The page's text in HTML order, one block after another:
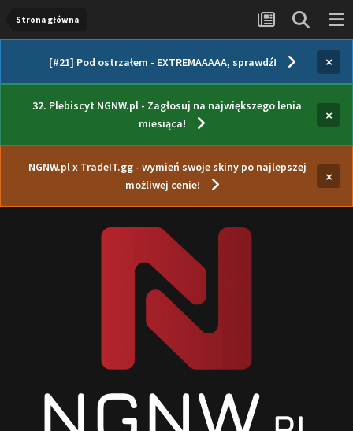
Strona główna
[#21] Pod ostrzałem - EXTREMAAAAA, sprawdź! ×
32. Plebiscyt NGNW.pl - Zagłosuj na największego lenia
miesiąca!
×
NGNW.pl x TradeIT.gg - wymień swoje skiny po najlepszej
możliwej cenie!
×